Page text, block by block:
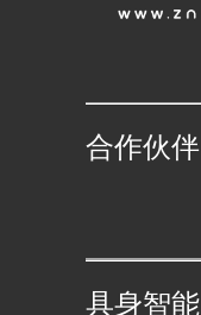
合作伙伴
具身智能